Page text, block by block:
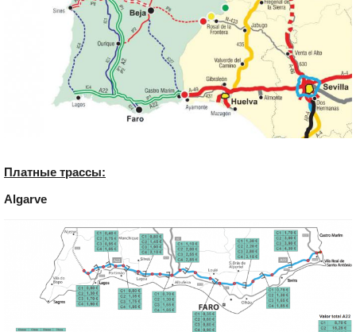
Платные трассы:
Algarve